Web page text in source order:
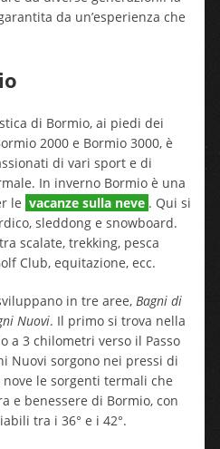
da un’esperienza che
di Bormio, ai piedi dei
2000 e Bormio 3000, è
di vari sport e di
In inverno Bormio è una
le vacanze sulla neve . Qui si
sleddong e snowboard.
scalate, trekking, pesca
Club, equitazione, ecc.
in tre aree, Bagni di
Nuovi. Il primo si trova nella
a 3 chilometri verso il Passo
Nuovi sorgono nei pressi di
le sorgenti termali che
e benessere di Bormio, con
tra i 36° e i 42°.